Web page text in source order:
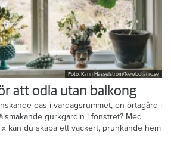
Foto: Karin Hasselström/Newbotanic.se
att odla utan balkong
oas i vardagsrummet, en örtagård i
gurkgardin i fönstret? Med
kan du skapa ett vackert, prunkande hem